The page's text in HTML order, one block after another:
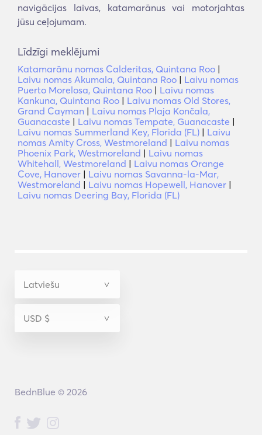
navigācijas laivas, katamarānus vai motorjahtas
jūsu ceļojumam.
Līdzīgi meklējumi
Katamarānu nomas Calderitas, Quintana Roo |
Laivu nomas Akumala, Quintana Roo | Laivu nomas
Puerto Morelosa, Quintana Roo | Laivu nomas
Kankuna, Quintana Roo | Laivu nomas Old Stores,
Grand Cayman | Laivu nomas Plaja Končala,
Guanacaste | Laivu nomas Tempate, Guanacaste |
Laivu nomas Summerland Key, Florida (FL) | Laivu
nomas Amity Cross, Westmoreland | Laivu nomas
Phoenix Park, Westmoreland | Laivu nomas
Whitehall, Westmoreland | Laivu nomas Orange
Cove, Hanover | Laivu nomas Savanna-la-Mar,
Westmoreland | Laivu nomas Hopewell, Hanover |
Laivu nomas Deering Bay, Florida (FL)
BednBlue © 2026